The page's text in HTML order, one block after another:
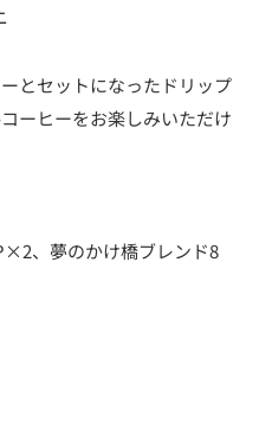
とセットになったドリップ
ーヒーをお楽しみいただけ
、夢のかけ橋ブレンド8